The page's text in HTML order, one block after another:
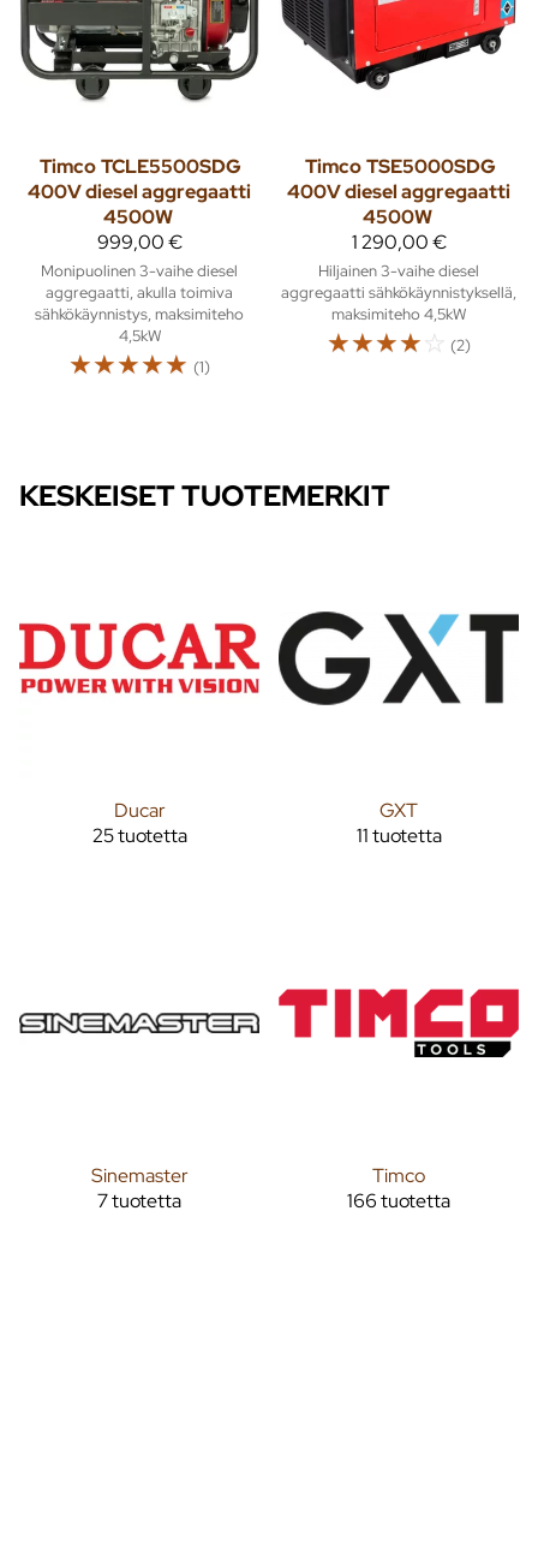
TimcoTCLE5500SDG
400V diesel aggregaatti
4500W
999,00 €
Monipuolinen 3-vaihe diesel
aggregaatti, akulla toimiva
sähkökäynnistys, maksimiteho
4,5kW
☆☆☆☆☆ (1)
Timco TSE5000SDG
400V diesel aggregaatti
4500W
1 290,00 €
Hiljainen 3-vaihe diesel
aggregaatti sähkökäynnistyksellä,
maksimiteho 4,5kW
☆☆☆☆☆ (2)
KESKEISET TUOTEMERKIT
Ducar
25 tuotetta
GXT
11 tuotetta
Sinemaster
7 tuotetta
Timco
166 tuotetta